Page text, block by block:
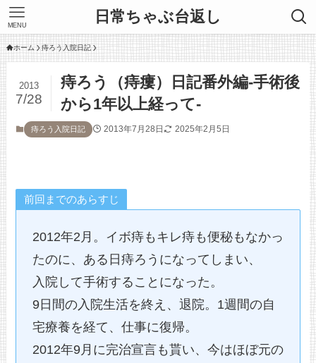
日常ちゃぶ台返し
MENU
ホーム 痔ろう入院日記
痔ろう（痔瘻）日記番外編-手術後
から1年以上経って-
2013
7/28
痔ろう入院日記 2013年7月28日 2025年2月5日
前回までのあらすじ
2012年2月。イボ痔もキレ痔も便秘もなかっ
たのに、ある日痔ろうになってしまい、
入院して手術することになった。
9日間の入院生活を終え、退院。1週間の自
宅療養を経て、仕事に復帰。
2012年9月に完治宣言も貰い、今はほぼ元の